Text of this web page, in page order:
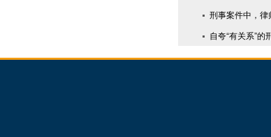
刑事案件中，
自夸“有关系”的